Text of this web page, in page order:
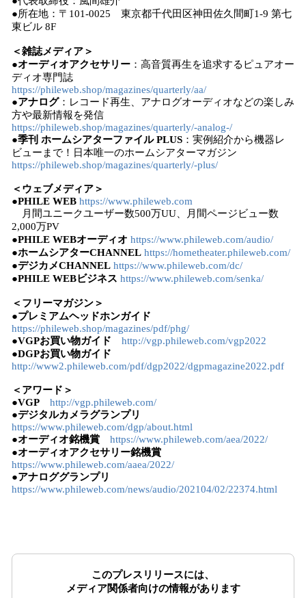
●所在地：〒101-0025 東京都千代田区神田佐久間町1-9 第七
東ビル 8F
＜雑誌メディア＞
●オーディオアクセサリー ：高音質再生を追求するピュアオー
ディオ専門誌
https://phileweb.shop/magazines/quarterly/aa/
●アナログ：レコード再生、アナログオーディオなどの楽しみ
方や最新情報を発信
https://phileweb.shop/magazines/quarterly/-analog-/
●季刊 ホームシアターファイル PLUS ：実例紹介から機器レ
ビューまで！日本唯一のホームシアターマガジン
https://phileweb.shop/magazines/quarterly/-plus/
＜ウェブメディア＞
●PHILE WEB https://www.phileweb.com
​ 月間ユニークユーザー数500万UU、月間ページビュー数
2,000万PV
●PHILE WEBオーディオ https://www.phileweb.com/audio/
●ホームシアターCHANNEL https://hometheater.phileweb.com/
●デジカメCHANNEL https://www.phileweb.com/dc/
●PHILE WEBビジネス https://www.phileweb.com/senka/
＜フリーマガジン＞
●プレミアムヘッドホンガイド
https://phileweb.shop/magazines/pdf/phg/
●VGPお買い物ガイド
http://vgp.phileweb.com/vgp2022
●DGPお買い物ガイド
http://www2.phileweb.com/pdf/dgp2022/dgpmagazine2022.pdf
＜アワード＞
●VGP
http://vgp.phileweb.com/
●デジタルカメラグランプリ
https://www.phileweb.com/dgp/about.html
●オーディオ銘機賞
https://www.phileweb.com/aea/2022/
●オーディオアクセサリー銘機賞
https://www.phileweb.com/aaea/2022/
●アナロググランプリ
https://www.phileweb.com/news/audio/202104/02/22374.html
このプレスリリースには、
メディア関係者向けの情報があります